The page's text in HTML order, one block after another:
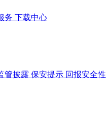
务 下载中心
管披露 保安提示 回报安全性